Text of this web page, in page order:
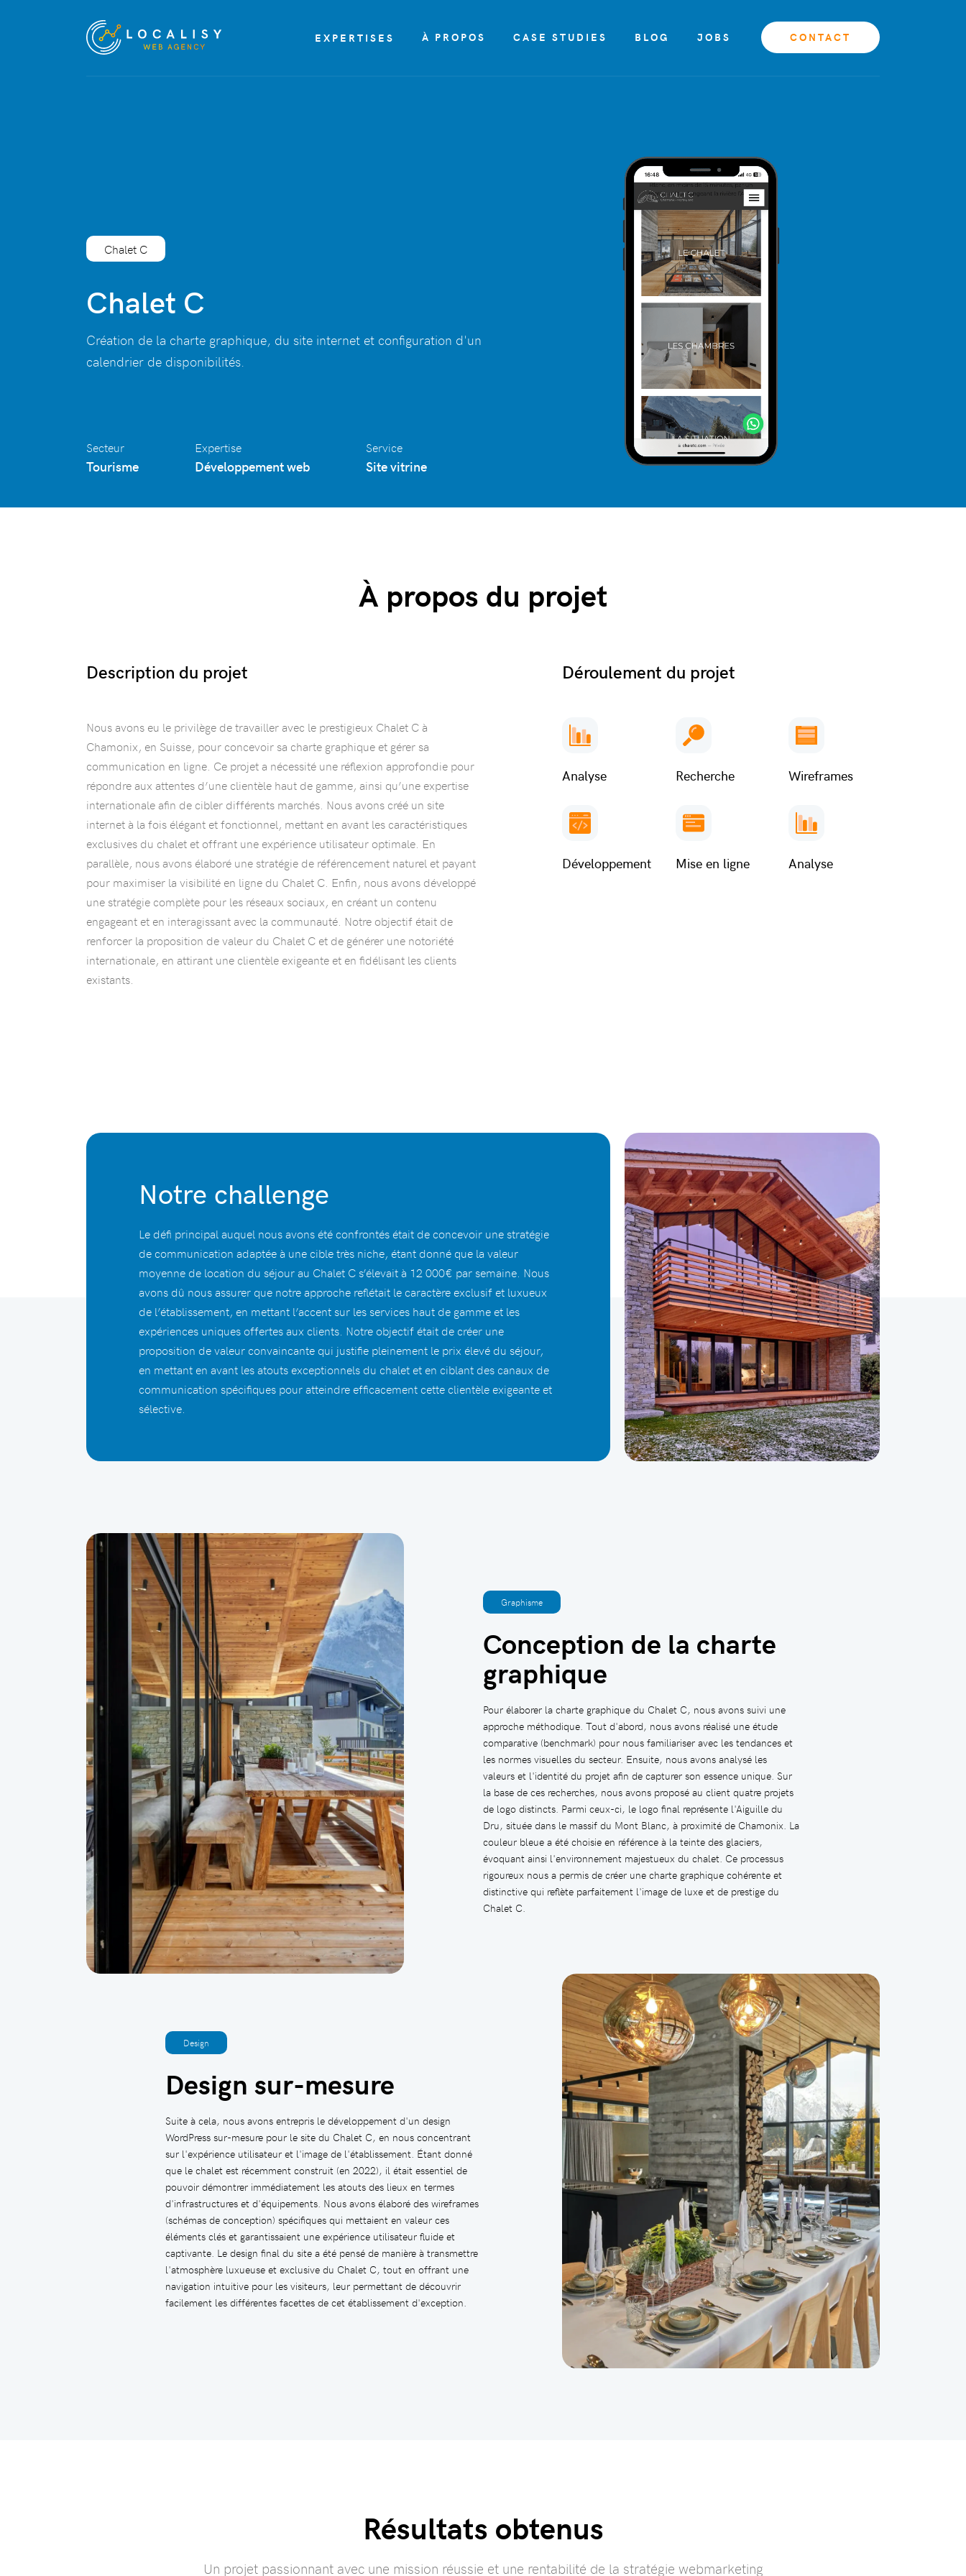
EXPERTISES À PROPOS CASE STUDIES BLOG JOBS CONTACT
Chalet C
Chalet C
Création de la charte graphique, du site internet et configuration d'un
calendrier de disponibilités.
Secteur
Tourisme
Expertise
Développement web
Service
Site vitrine
À propos du projet
Description du projet
Nous avons eu le privilège de travailler avec le prestigieux Chalet C à
Chamonix, en Suisse, pour concevoir sa charte graphique et gérer sa
communication en ligne. Ce projet a nécessité une réflexion approfondie pour
répondre aux attentes d’une clientèle haut de gamme, ainsi qu’une expertise
internationale afin de cibler différents marchés. Nous avons créé un site
internet à la fois élégant et fonctionnel, mettant en avant les caractéristiques
exclusives du chalet et offrant une expérience utilisateur optimale. En
parallèle, nous avons élaboré une stratégie de référencement naturel et payant
pour maximiser la visibilité en ligne du Chalet C. Enfin, nous avons développé
une stratégie complète pour les réseaux sociaux, en créant un contenu
engageant et en interagissant avec la communauté. Notre objectif était de
renforcer la proposition de valeur du Chalet C et de générer une notoriété
internationale, en attirant une clientèle exigeante et en fidélisant les clients
existants.
Déroulement du projet
Analyse Recherche Wireframes
Développement Mise en ligne Analyse
Notre challenge
Le défi principal auquel nous avons été confrontés était de concevoir une stratégie
de communication adaptée à une cible très niche, étant donné que la valeur
moyenne de location du séjour au Chalet C s’élevait à 12 000€ par semaine. Nous
avons dû nous assurer que notre approche reflétait le caractère exclusif et luxueux
de l’établissement, en mettant l’accent sur les services haut de gamme et les
expériences uniques offertes aux clients. Notre objectif était de créer une
proposition de valeur convaincante qui justifie pleinement le prix élevé du séjour,
en mettant en avant les atouts exceptionnels du chalet et en ciblant des canaux de
communication spécifiques pour atteindre efficacement cette clientèle exigeante et
sélective.
Graphisme
Conception de la charte
graphique
Pour élaborer la charte graphique du Chalet C, nous avons suivi une
approche méthodique. Tout d'abord, nous avons réalisé une étude
comparative (benchmark) pour nous familiariser avec les tendances et
les normes visuelles du secteur. Ensuite, nous avons analysé les
valeurs et l'identité du projet afin de capturer son essence unique. Sur
la base de ces recherches, nous avons proposé au client quatre projets
de logo distincts. Parmi ceux-ci, le logo final représente l'Aiguille du
Dru, située dans le massif du Mont Blanc, à proximité de Chamonix. La
couleur bleue a été choisie en référence à la teinte des glaciers,
évoquant ainsi l'environnement majestueux du chalet. Ce processus
rigoureux nous a permis de créer une charte graphique cohérente et
distinctive qui reflète parfaitement l'image de luxe et de prestige du
Chalet C.
Design
Design sur-mesure
Suite à cela, nous avons entrepris le développement d'un design
WordPress sur-mesure pour le site du Chalet C, en nous concentrant
sur l'expérience utilisateur et l'image de l'établissement. Étant donné
que le chalet est récemment construit (en 2022), il était essentiel de
pouvoir démontrer immédiatement les atouts des lieux en termes
d'infrastructures et d'équipements. Nous avons élaboré des wireframes
(schémas de conception) spécifiques qui mettaient en valeur ces
éléments clés et garantissaient une expérience utilisateur fluide et
captivante. Le design final du site a été pensé de manière à transmettre
l'atmosphère luxueuse et exclusive du Chalet C, tout en offrant une
navigation intuitive pour les visiteurs, leur permettant de découvrir
facilement les différentes facettes de cet établissement d'exception.
Résultats obtenus
Un projet passionnant avec une mission réussie et une rentabilité de la stratégie webmarketing